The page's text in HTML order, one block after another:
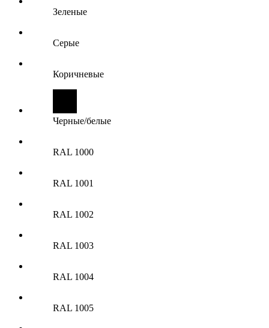
Зеленые
Серые
Коричневые
Черные/белые
RAL 1000
RAL 1001
RAL 1002
RAL 1003
RAL 1004
RAL 1005